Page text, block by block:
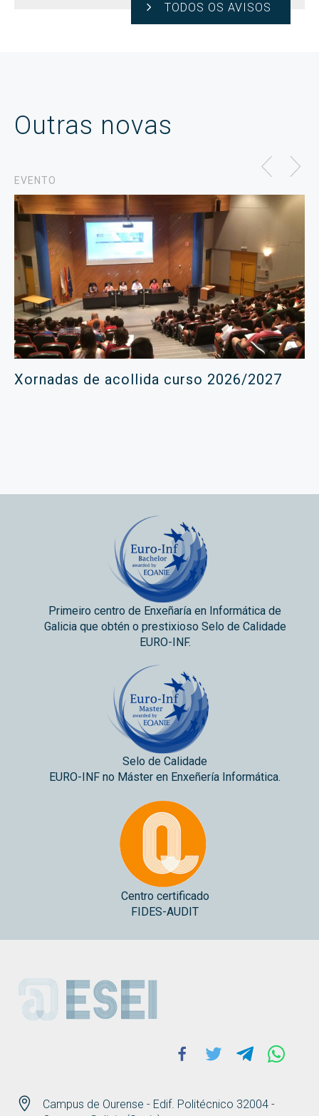
TODOS OS AVISOS
Outras novas
EVENTO
Xornadas de acollida curso 2026/2027
Primeiro centro de Enxeñaría en Informática de
Galicia que obtén o prestixioso Selo de Calidade
EURO-INF.
Selo de Calidade
EURO-INF no Máster en Enxeñería Informática.
Centro certificado
FIDES-AUDIT
ESEI
Campus de Ourense - Edif. Politécnico 32004 -
Facebook
Twitter Telegram